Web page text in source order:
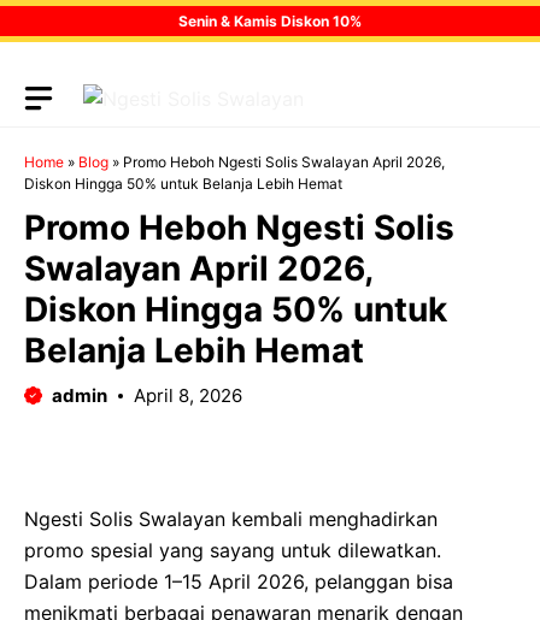
Skip
to
Senin & Kamis Diskon 10%
Home » Blog » Promo Heboh Ngesti Solis Swalayan April 2026,
Diskon Hingga 50% untuk Belanja Lebih Hemat
Promo Heboh Ngesti Solis
Swalayan April 2026,
Diskon Hingga 50% untuk
Belanja Lebih Hemat
admin April 8, 2026
Ngesti Solis Swalayan kembali menghadirkan
promo spesial yang sayang untuk dilewatkan.
Dalam periode 1–15 April 2026, pelanggan bisa
menikmati berbagai penawaran menarik dengan